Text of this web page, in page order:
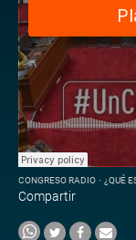
CONGRESO RADIO · ¿QUÉ
Compartir